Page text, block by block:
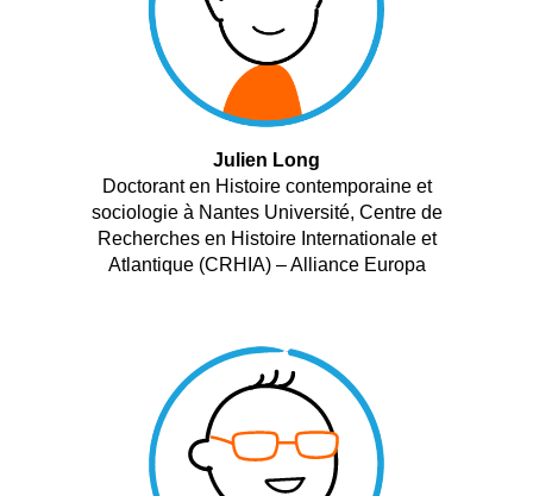
Julien Long
Doctorant en Histoire contemporaine et
sociologie à Nantes Université, Centre de
Recherches en Histoire Internationale et
Atlantique (CRHIA) – Alliance Europa